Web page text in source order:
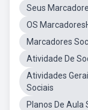
Seus
OS
Marcadores
Atividade De
Atividades
Sociais
Planos De Aula